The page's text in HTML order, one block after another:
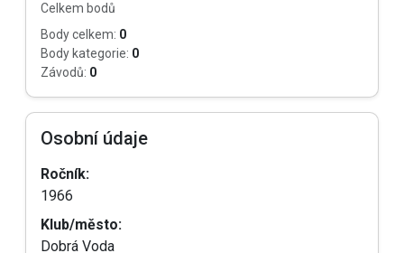
Celkem bodů
Body celkem: 0
Body kategorie: 0
Závodů: 0
Osobní údaje
Ročník:
1966
Klub/město:
Dobrá Voda